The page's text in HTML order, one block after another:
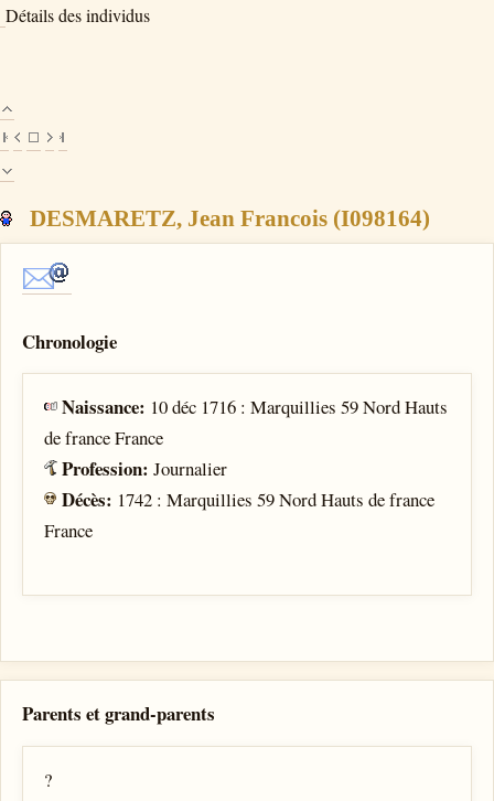
Détails des individus
DESMARETZ, Jean Francois (I098164)
Chronologie
Naissance: 10 déc 1716 : Marquillies 59 Nord Hauts
de france France
Profession:Journalier
Décès: 1742 : Marquillies 59 Nord Hauts de france
France
Parents et grand-parents
?